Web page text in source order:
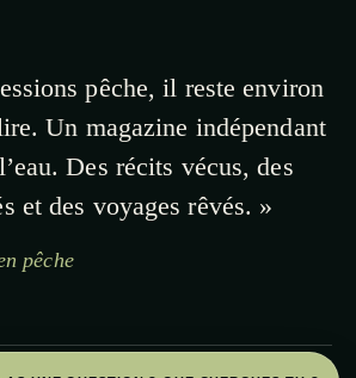
pêche, il reste environ
Un magazine indépendant
Des récits vécus, des
et des voyages rêvés. »
pêche